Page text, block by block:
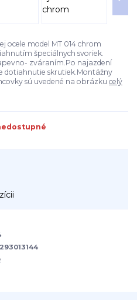
ocele model MT 014 chrom
špeciálnych svoriek.
zváraním.Po najazdení
dotiahnutie skrutiek.Montážny
sú uvedené na obrázku celý